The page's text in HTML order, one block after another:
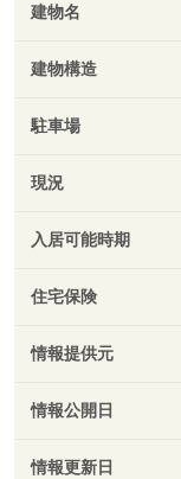
建物名
建物構造
駐車場
現況
入居可能時期
住宅保険
情報提供元
情報公開日
情報更新日